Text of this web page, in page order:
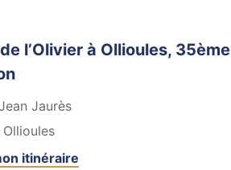
Agenda Google
l’Olivier à Ollioules, 35ème
Jaurès
Ollioules
itinéraire